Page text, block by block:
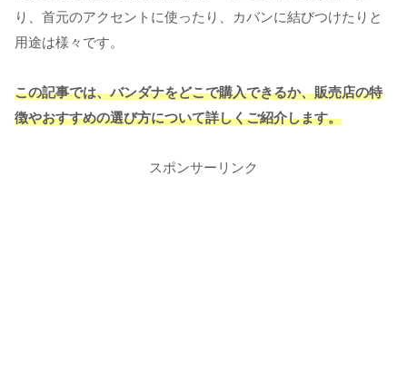
り、首元のアクセントに使ったり、カバンに結びつけたりと
用途は様々です。
この記事では、バンダナをどこで購入できるか、販売店の特
徴やおすすめの選び方について詳しくご紹介します。
スポンサーリンク